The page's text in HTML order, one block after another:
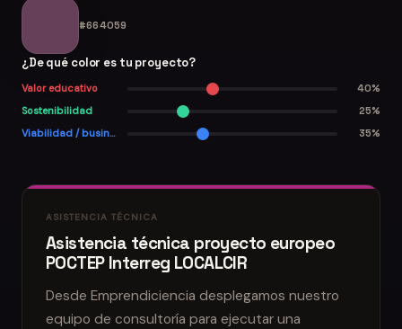
#664059
¿De qué color es tu proyecto?
Valor educativo
40%
Sostenibilidad
25%
Viabilidad / business
35%
ASISTENCIA TÉCNICA
Asistencia técnica proyecto europeo
POCTEP Interreg LOCALCIR
Desde Emprendiciencia desplegamos nuestro
equipo de consultoría para ejecutar una